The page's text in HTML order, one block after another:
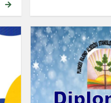
Rajoninės
šaškių
varžybos